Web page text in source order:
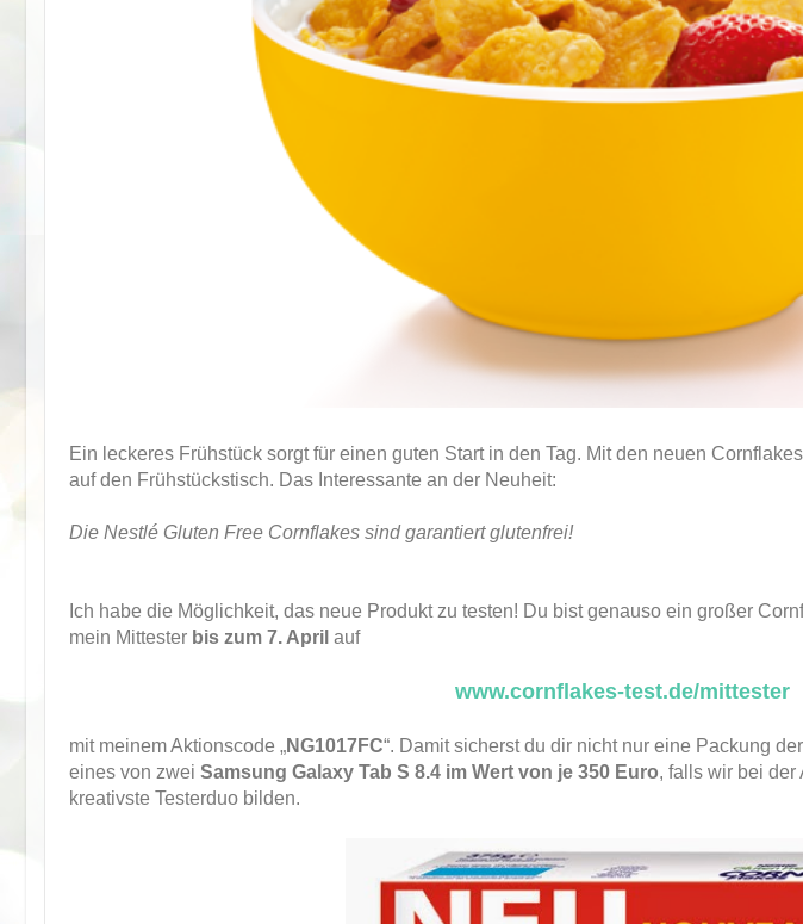
Ein leckeres Frühstück sorgt für einen guten Start in den Tag. Mit den neuen
auf den Frühstückstisch. Das Interessante an der Neuheit:
Die Nestlé Gluten Free Cornflakes sind garantiert glutenfrei!
Ich habe die Möglichkeit, das neue Produkt zu testen! Du bist genauso ein großer
mein Mittester bis zum 7. April auf
www.cornflakes-test.de/mittester
mit meinem Aktionscode „NG1017FC“. Damit sicherst du dir nicht nur eine Packung
eines von zwei Samsung Galaxy Tab S 8.4 im Wert von je 350 Euro, falls wir bei
kreativste Testerduo bilden.